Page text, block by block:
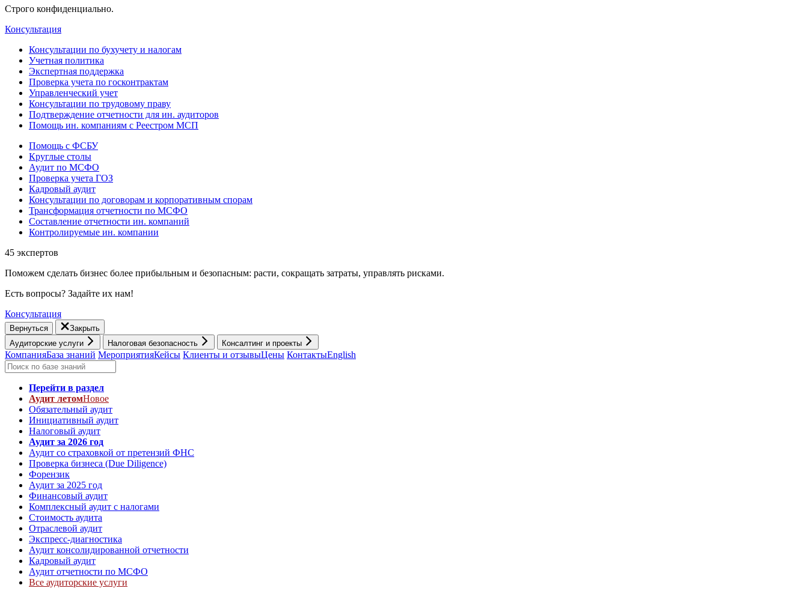
Строго конфиденциально.
Консультация
Консультации по бухучету и налогам
Учетная политика
Экспертная поддержка
Проверка учета по госконтрактам
Управленческий учет
Консультации по трудовому праву
Подтверждение отчетности для ин. аудиторов
Помощь ин. компаниям с Реестром МСП
Помощь с ФСБУ
Круглые столы
Аудит по МСФО
Проверка учета ГОЗ
Кадровый аудит
Консультации по договорам и корпоративным спорам
Трансформация отчетности по МСФО
Составление отчетности ин. компаний
Контролируемые ин. компании
45 экспертов
Поможем сделать бизнес более прибыльным и безопасным: расти, cокращать затраты, управлять рисками.
Есть вопросы? Задайте их нам!
Консультация
Вернуться
Закрыть
Аудиторские услуги
Налоговая безопасность Консалтинг и проекты
КомпанияБаза знаний МероприятияКейсы Клиенты и отзывыЦены КонтактыEnglish
Перейти в раздел
Аудит летомНовое
Обязательный аудит
Инициативный аудит
Налоговый аудит
Аудит за 2026 год
Аудит со страховкой от претензий ФНС
Проверка бизнеса (Due Diligence)
Форензик
Аудит за 2025 год
Финансовый аудит
Комплексный аудит с налогами
Стоимость аудита
Отраслевой аудит
Экспресс-диагностика
Аудит консолидированной отчетности
Кадровый аудит
Аудит отчетности по МСФО
Все аудиторские услуги